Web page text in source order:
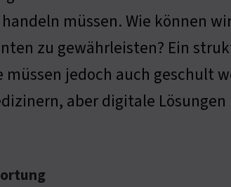
müssen. Wie können
zu gewährleisten? Ein
jedoch auch geschult
aber digitale